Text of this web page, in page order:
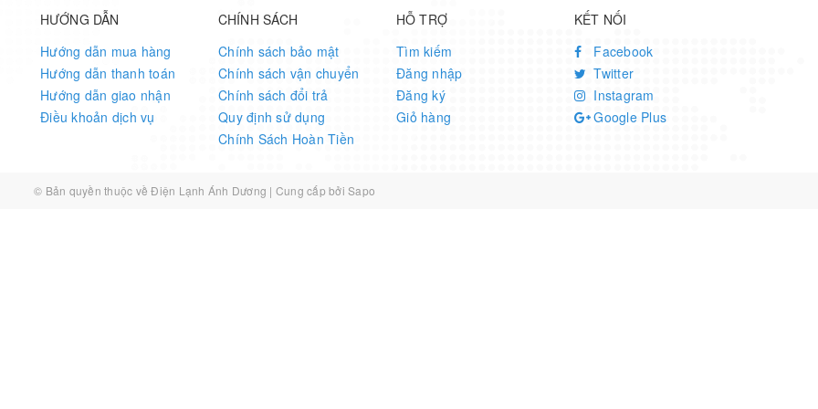
HƯỚNG DẪN
Hướng dẫn mua hàng
Hướng dẫn thanh toán
Hướng dẫn giao nhận
Điều khoản dịch vụ
CHÍNH SÁCH
Chính sách bảo mật
Chính sách vận chuyển
Chính sách đổi trả
Quy định sử dụng
Chính Sách Hoàn Tiền
HỖ TRỢ
Tìm kiếm
Đăng nhập
Đăng ký
Giỏ hàng
KẾT NỐI
Facebook
Twitter
Instagram
Google Plus
© Bản quyền thuộc vềĐiện Lạnh Ánh Dương | Cung cấp bởi Sapo